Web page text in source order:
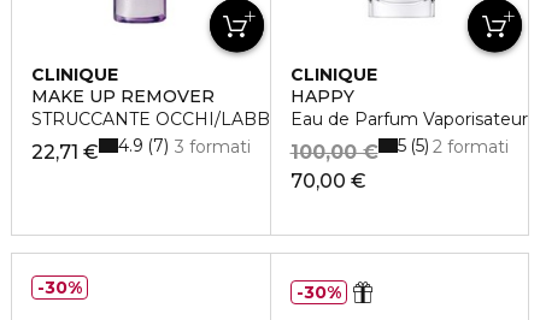
CLINIQUE
MAKE UP REMOVER
STRUCCANTE OCCHI/LABBRA TAKE THE DAY OFF
22,71 € 3 formati
4.9 7
CLINIQUE
HAPPY
Eau de Parfum Vaporisateur
70,00 €
100,00 € 2 formati
5 5
30% 30%